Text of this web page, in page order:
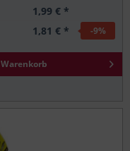
1,99 € *
1,81 € * -9%
Warenkorb